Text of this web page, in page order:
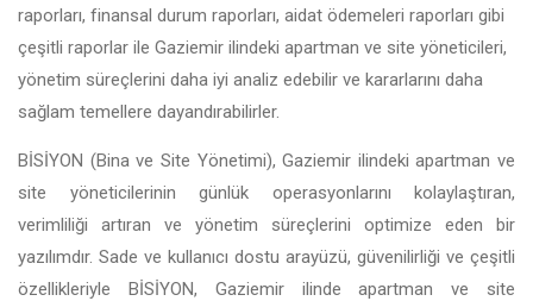
raporları, finansal durum raporları, aidat ödemeleri raporları gibi
çeşitli raporlar ile Gaziemir ilindeki apartman ve site yöneticileri,
yönetim süreçlerini daha iyi analiz edebilir ve kararlarını daha
sağlam temellere dayandırabilirler.
BİSİYON (Bina ve Site Yönetimi), Gaziemir ilindeki apartman ve
site yöneticilerinin günlük operasyonlarını kolaylaştıran,
verimliliği artıran ve yönetim süreçlerini optimize eden bir
yazılımdır. Sade ve kullanıcı dostu arayüzü, güvenilirliği ve çeşitli
özellikleriyle BİSİYON, Gaziemir ilinde apartman ve site